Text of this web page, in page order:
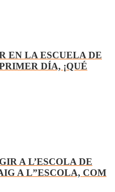
EN LA ESCUELA DE
DÍA, ¡QUÉ
A L’ESCOLA DE
A L”ESCOLA, COM